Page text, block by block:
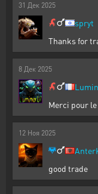
31 Дек 2025
spryt
Thanks for
8 Дек 2025
Merci pour
12 Ноя 2025
good trade